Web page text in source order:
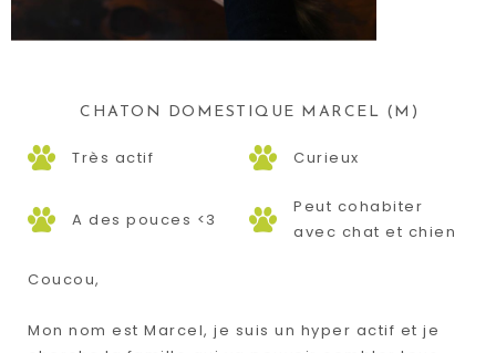
CHATON DOMESTIQUE MARCEL (M)
Très actif Curieux
A des pouces <3
Peut cohabiter
avec chat et chien
Coucou,
Mon nom est Marcel, je suis un hyper actif et je